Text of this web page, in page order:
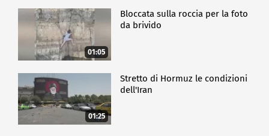
01:05
Bloccata sulla roccia per la foto
da brivido
01:25
Stretto di Hormuz le condizioni
dell'Iran